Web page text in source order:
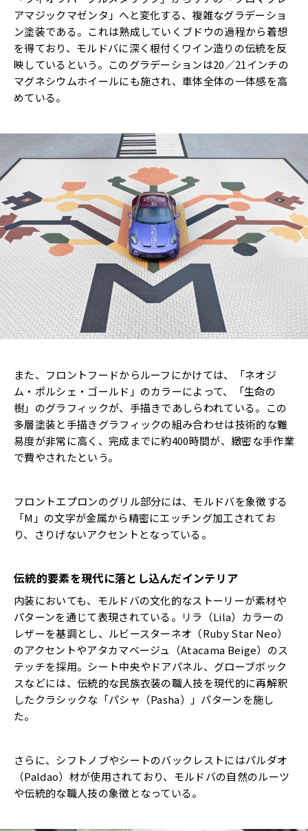
アマジックマゼンタ」へと変化する、複雑なグラデーショ
ン塗装である。これは熟成していくブドウの過程から着想
を得ており、モルドバに深く根付くワイン造りの伝統を反
映しているという。このグラデーションは20／21インチの
マグネシウムホイールにも施され、車体全体の一体感を高
めている。
また、フロントフードからルーフにかけては、「ネオジ
ム・ポルシェ・ゴールド」のカラーによって、「生命の
樹」のグラフィックが、手描きであしらわれている。この
多層塗装と手描きグラフィックの組み合わせは技術的な難
易度が非常に高く、完成までに約400時間が、緻密な手作業
で費やされたという。
フロントエプロンのグリル部分には、モルドバを象徴する
「M」の文字が金属から精密にエッチング加工されてお
り、さりげないアクセントとなっている。
伝統的要素を現代に落とし込んだインテリア
内装においても、モルドバの文化的なストーリーが素材や
パターンを通じて表現されている。リラ（Lila）カラーの
レザーを基調とし、ルビースターネオ（Ruby Star Neo）
のアクセントやアタカマベージュ（Atacama Beige）のス
テッチを採用。シート中央やドアパネル、グローブボック
スなどには、伝統的な民族衣装の職人技を現代的に再解釈
したクラシックな「パシャ（Pasha）」パターンを施し
た。
さらに、シフトノブやシートのバックレストにはパルダオ
（Paldao）材が使用されており、モルドバの自然のルーツ
や伝統的な職人技の象徴となっている。